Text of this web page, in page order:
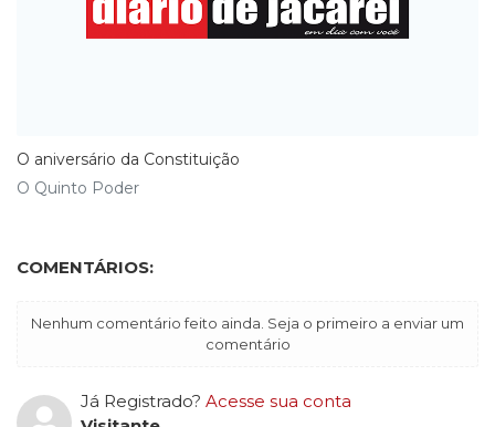
O aniversário da Constituição
O Quinto Poder
COMENTÁRIOS:
Nenhum comentário feito ainda. Seja o primeiro a enviar um
comentário
Já Registrado? Acesse sua conta